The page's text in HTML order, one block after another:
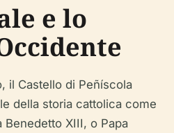
e lo
il Castello di Peñíscola
della storia cattolica come
XIII, o Papa